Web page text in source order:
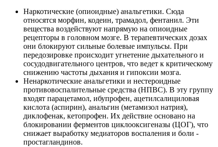
Наркотические (опиоидные) анальгетики. Сюда
относятся морфин, кодеин, трамадол, фентанил. Эти
вещества воздействуют напрямую на опиоидные
рецепторы в головном мозге. В терапевтических дозах
они блокируют сильные болевые импульсы. При
передозировке происходит угнетение дыхательного и
сосудодвигательного центров, что ведет к критическому
снижению частоты дыхания и гипоксии мозга.
Ненаркотические анальгетики и нестероидные
противовоспалительные средства (НПВС). В эту группу
входят парацетамол, ибупрофен, ацетилсалициловая
кислота (аспирин), анальгин (метамизол натрия),
диклофенак, кетопрофен. Их действие основано на
блокировании ферментов циклооксигеназы (ЦОГ), что
снижает выработку медиаторов воспаления и боли -
простагландинов.